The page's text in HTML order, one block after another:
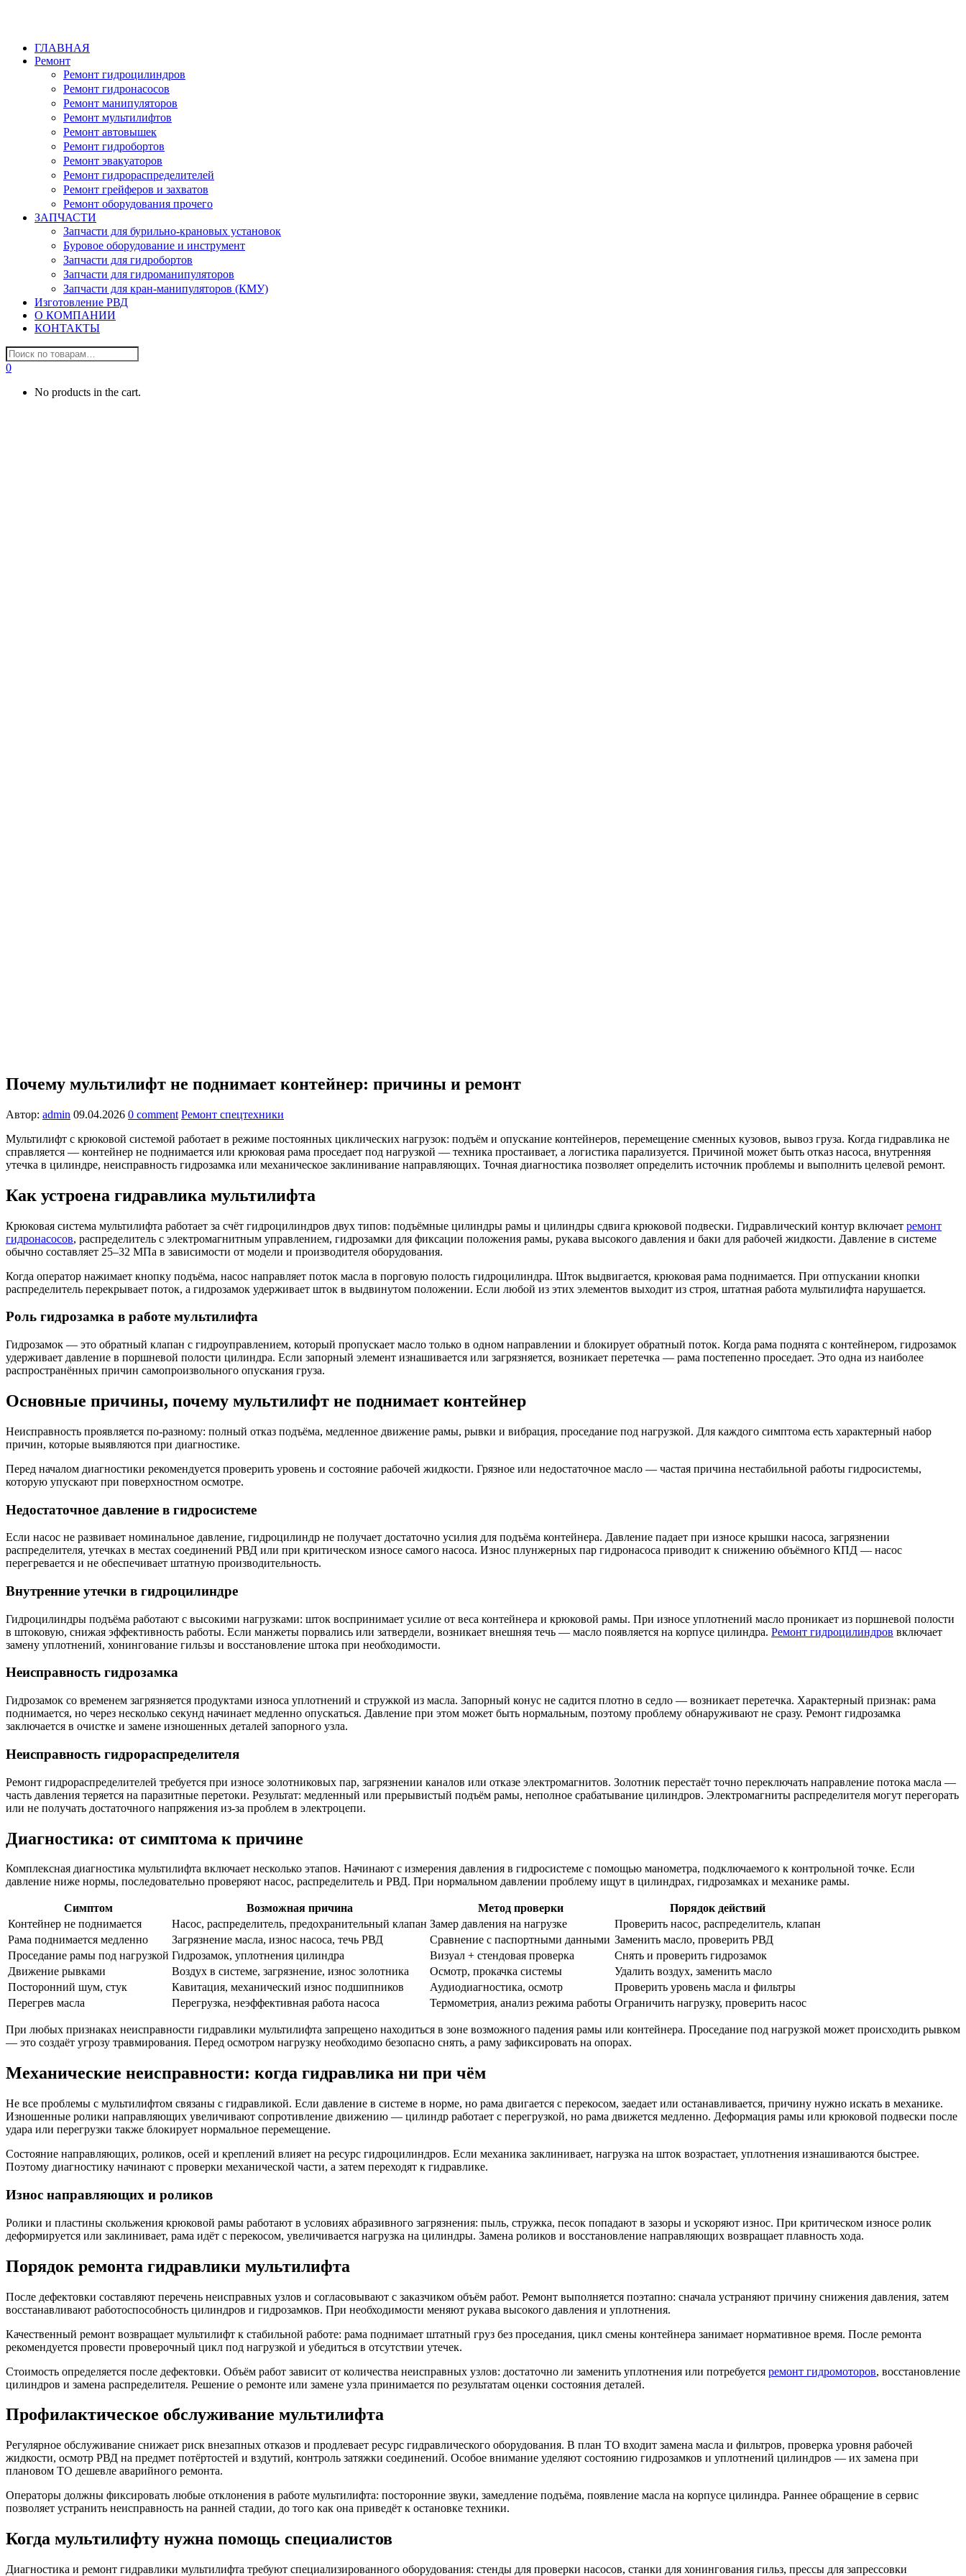
ГЛАВНАЯ
Ремонт
Ремонт гидроцилиндров
Ремонт гидронасосов
Ремонт манипуляторов
Ремонт мультилифтов
Ремонт автовышек
Ремонт гидробортов
Ремонт эвакуаторов
Ремонт гидрораспределителей
Ремонт грейферов и захватов
Ремонт оборудования прочего
ЗАПЧАСТИ
Запчасти для бурильно-крановых установок
Буровое оборудование и инструмент
Запчасти для гидробортов
Запчасти для гидроманипуляторов
Запчасти для кран-манипуляторов (КМУ)
Изготовление РВД
О КОМПАНИИ
КОНТАКТЫ
0
No products in the cart.
Почему мультилифт не поднимает контейнер: причины и ремонт
Автор: admin 09.04.2026 0 comment Ремонт спецтехники
Мультилифт с крюковой системой работает в режиме постоянных циклических нагрузок: подъём и опускание контейнеров, перемещение сменных кузовов, вывоз груза. Когда гидравлика не
справляется — контейнер не поднимается или крюковая рама проседает под нагрузкой — техника простаивает, а логистика парализуется. Причиной может быть отказ насоса, внутренняя
утечка в цилиндре, неисправность гидрозамка или механическое заклинивание направляющих. Точная диагностика позволяет определить источник проблемы и выполнить целевой ремонт.
Как устроена гидравлика мультилифта
Крюковая система мультилифта работает за счёт гидроцилиндров двух типов: подъёмные цилиндры рамы и цилиндры сдвига крюковой подвески. Гидравлический контур включает ремонт
гидронасосов, распределитель с электромагнитным управлением, гидрозамки для фиксации положения рамы, рукава высокого давления и баки для рабочей жидкости. Давление в системе
обычно составляет 25–32 МПа в зависимости от модели и производителя оборудования.
Когда оператор нажимает кнопку подъёма, насос направляет поток масла в порговую полость гидроцилиндра. Шток выдвигается, крюковая рама поднимается. При отпускании кнопки
распределитель перекрывает поток, а гидрозамок удерживает шток в выдвинутом положении. Если любой из этих элементов выходит из строя, штатная работа мультилифта нарушается.
Роль гидрозамка в работе мультилифта
Гидрозамок — это обратный клапан с гидроуправлением, который пропускает масло только в одном направлении и блокирует обратный поток. Когда рама поднята с контейнером, гидрозамок
удерживает давление в поршневой полости цилиндра. Если запорный элемент изнашивается или загрязняется, возникает перетечка — рама постепенно проседает. Это одна из наиболее
распространённых причин самопроизвольного опускания груза.
Основные причины, почему мультилифт не поднимает контейнер
Неисправность проявляется по-разному: полный отказ подъёма, медленное движение рамы, рывки и вибрация, проседание под нагрузкой. Для каждого симптома есть характерный набор
причин, которые выявляются при диагностике.
Перед началом диагностики рекомендуется проверить уровень и состояние рабочей жидкости. Грязное или недостаточное масло — частая причина нестабильной работы гидросистемы,
которую упускают при поверхностном осмотре.
Недостаточное давление в гидросистеме
Если насос не развивает номинальное давление, гидроцилиндр не получает достаточно усилия для подъёма контейнера. Давление падает при износе крышки насоса, загрязнении
распределителя, утечках в местах соединений РВД или при критическом износе самого насоса. Износ плунжерных пар гидронасоса приводит к снижению объёмного КПД — насос
перегревается и не обеспечивает штатную производительность.
Внутренние утечки в гидроцилиндре
Гидроцилиндры подъёма работают с высокими нагрузками: шток воспринимает усилие от веса контейнера и крюковой рамы. При износе уплотнений масло проникает из поршневой полости
в штоковую, снижая эффективность работы. Если манжеты порвались или затвердели, возникает внешняя течь — масло появляется на корпусе цилиндра. Ремонт гидроцилиндров включает
замену уплотнений, хонингование гильзы и восстановление штока при необходимости.
Неисправность гидрозамка
Гидрозамок со временем загрязняется продуктами износа уплотнений и стружкой из масла. Запорный конус не садится плотно в седло — возникает перетечка. Характерный признак: рама
поднимается, но через несколько секунд начинает медленно опускаться. Давление при этом может быть нормальным, поэтому проблему обнаруживают не сразу. Ремонт гидрозамка
заключается в очистке и замене изношенных деталей запорного узла.
Неисправность гидрораспределителя
Ремонт гидрораспределителей требуется при износе золотниковых пар, загрязнении каналов или отказе электромагнитов. Золотник перестаёт точно переключать направление потока масла —
часть давления теряется на паразитные перетоки. Результат: медленный или прерывистый подъём рамы, неполное срабатывание цилиндров. Электромагниты распределителя могут перегорать
или не получать достаточного напряжения из-за проблем в электроцепи.
Диагностика: от симптома к причине
Комплексная диагностика мультилифта включает несколько этапов. Начинают с измерения давления в гидросистеме с помощью манометра, подключаемого к контрольной точке. Если
давление ниже нормы, последовательно проверяют насос, распределитель и РВД. При нормальном давлении проблему ищут в цилиндрах, гидрозамках и механике рамы.
Симптом Возможная причина Метод проверки
Порядок действий
Контейнер не поднимается
Насос, распределитель, предохранительный клапан Замер давления на нагрузке
Проверить насос, распределитель, клапан
Рама поднимается медленно
Загрязнение масла, износ насоса, течь РВД Сравнение с паспортными данными Заменить масло, проверить РВД
Проседание рамы под нагрузкой Гидрозамок, уплотнения цилиндра Визуал + стендовая проверка
Снять и проверить гидрозамок
Движение рывками
Воздух в системе, загрязнение, износ золотника Осмотр, прокачка системы
Удалить воздух, заменить масло
Посторонний шум, стук
Кавитация, механический износ подшипников Аудиодиагностика, осмотр
Проверить уровень масла и фильтры
Перегрев масла
Перегрузка, неэффективная работа насоса Термометрия, анализ режима работы Ограничить нагрузку, проверить насос
При любых признаках неисправности гидравлики мультилифта запрещено находиться в зоне возможного падения рамы или контейнера. Проседание под нагрузкой может происходить рывком
— это создаёт угрозу травмирования. Перед осмотром нагрузку необходимо безопасно снять, а раму зафиксировать на опорах.
Механические неисправности: когда гидравлика ни при чём
Не все проблемы с мультилифтом связаны с гидравликой. Если давление в системе в норме, но рама двигается с перекосом, заедает или останавливается, причину нужно искать в механике.
Изношенные ролики направляющих увеличивают сопротивление движению — цилиндр работает с перегрузкой, но рама движется медленно. Деформация рамы или крюковой подвески после
удара или перегрузки также блокирует нормальное перемещение.
Состояние направляющих, роликов, осей и креплений влияет на ресурс гидроцилиндров. Если механика заклинивает, нагрузка на шток возрастает, уплотнения изнашиваются быстрее.
Поэтому диагностику начинают с проверки механической части, а затем переходят к гидравлике.
Износ направляющих и роликов
Ролики и пластины скольжения крюковой рамы работают в условиях абразивного загрязнения: пыль, стружка, песок попадают в зазоры и ускоряют износ. При критическом износе ролик
деформируется или заклинивает, рама идёт с перекосом, увеличивается нагрузка на цилиндры. Замена роликов и восстановление направляющих возвращает плавность хода.
Порядок ремонта гидравлики мультилифта
После дефектовки составляют перечень неисправных узлов и согласовывают с заказчиком объём работ. Ремонт выполняется поэтапно: сначала устраняют причину снижения давления, затем
восстанавливают работоспособность цилиндров и гидрозамков. При необходимости меняют рукава высокого давления и уплотнения.
Качественный ремонт возвращает мультилифт к стабильной работе: рама поднимает штатный груз без проседания, цикл смены контейнера занимает нормативное время. После ремонта
рекомендуется провести проверочный цикл под нагрузкой и убедиться в отсутствии утечек.
Стоимость определяется после дефектовки. Объём работ зависит от количества неисправных узлов: достаточно ли заменить уплотнения или потребуется ремонт гидромоторов, восстановление
цилиндров и замена распределителя. Решение о ремонте или замене узла принимается по результатам оценки состояния деталей.
Профилактическое обслуживание мультилифта
Регулярное обслуживание снижает риск внезапных отказов и продлевает ресурс гидравлического оборудования. В план ТО входит замена масла и фильтров, проверка уровня рабочей
жидкости, осмотр РВД на предмет потёртостей и вздутий, контроль затяжки соединений. Особое внимание уделяют состоянию гидрозамков и уплотнений цилиндров — их замена при
плановом ТО дешевле аварийного ремонта.
Операторы должны фиксировать любые отклонения в работе мультилифта: посторонние звуки, замедление подъёма, появление масла на корпусе цилиндра. Раннее обращение в сервис
позволяет устранить неисправность на ранней стадии, до того как она приведёт к остановке техники.
Когда мультилифту нужна помощь специалистов
Диагностика и ремонт гидравлики мультилифта требуют специализированного оборудования: стенды для проверки насосов, станки для хонингования гильз, прессы для запрессовки